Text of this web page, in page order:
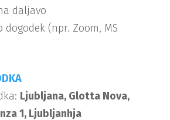
daljavo
(npr. Zoom, MS
Ljubljana, Glotta Nova,
1, Ljubljanhja